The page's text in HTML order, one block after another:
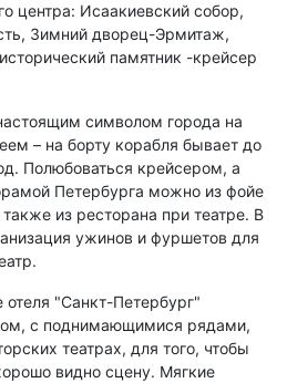
центра: Исаакиевский собор,
Зимний дворец-Эрмитаж,
памятник -крейсер
символом города на
– на борту корабля бывает до
Полюбоваться крейсером, а
Петербурга можно из фойе
из ресторана при театре. В
ужинов и фуршетов для
"Санкт-Петербург"
с поднимающимися рядами,
театрах, для того, чтобы
видно сцену. Мягкие